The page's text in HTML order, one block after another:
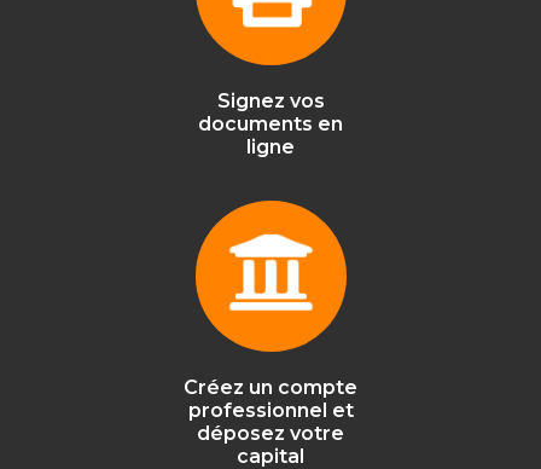
Signez vos
documents en
ligne
Créez un compte
professionnel et
déposez votre
capital